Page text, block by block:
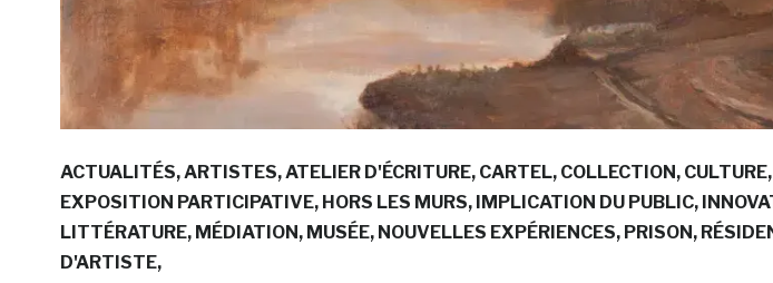
ACTUALITÉS ARTISTES ATELIER D'ÉCRITURE CARTEL COLLECTION CULTURE
EXPOSITION PARTICIPATIVE HORS LES MURS IMPLICATION DU PUBLIC
LITTÉRATURE MÉDIATION MUSÉE NOUVELLES EXPÉRIENCES PRISON
D'ARTISTE